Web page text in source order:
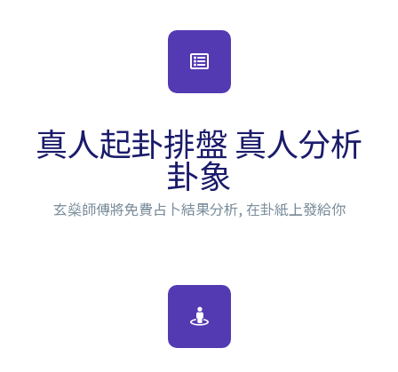
真人起卦排盤 真人分析
卦象
玄燊師傅將免費占卜結果分析, 在卦紙上發給你